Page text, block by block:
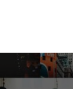
Magie
Apprécier